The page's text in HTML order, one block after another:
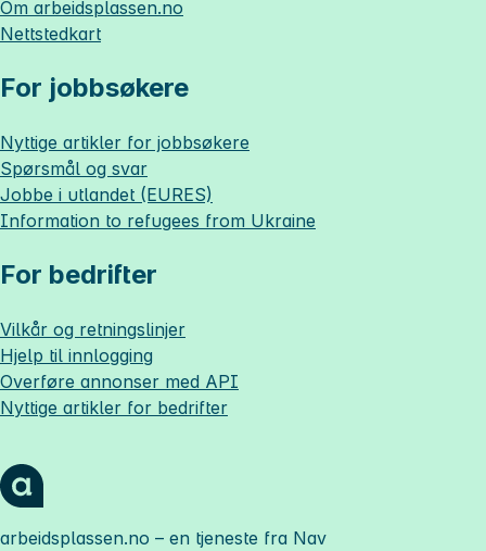
Om arbeidsplassen.no
Nettstedkart
For jobbsøkere
Nyttige artikler for jobbsøkere
Spørsmål og svar
Jobbe i utlandet (EURES)
Information to refugees from Ukraine
For bedrifter
Vilkår og retningslinjer
Hjelp til innlogging
Overføre annonser med API
Nyttige artikler for bedrifter
arbeidsplassen.no – en tjeneste fra Nav